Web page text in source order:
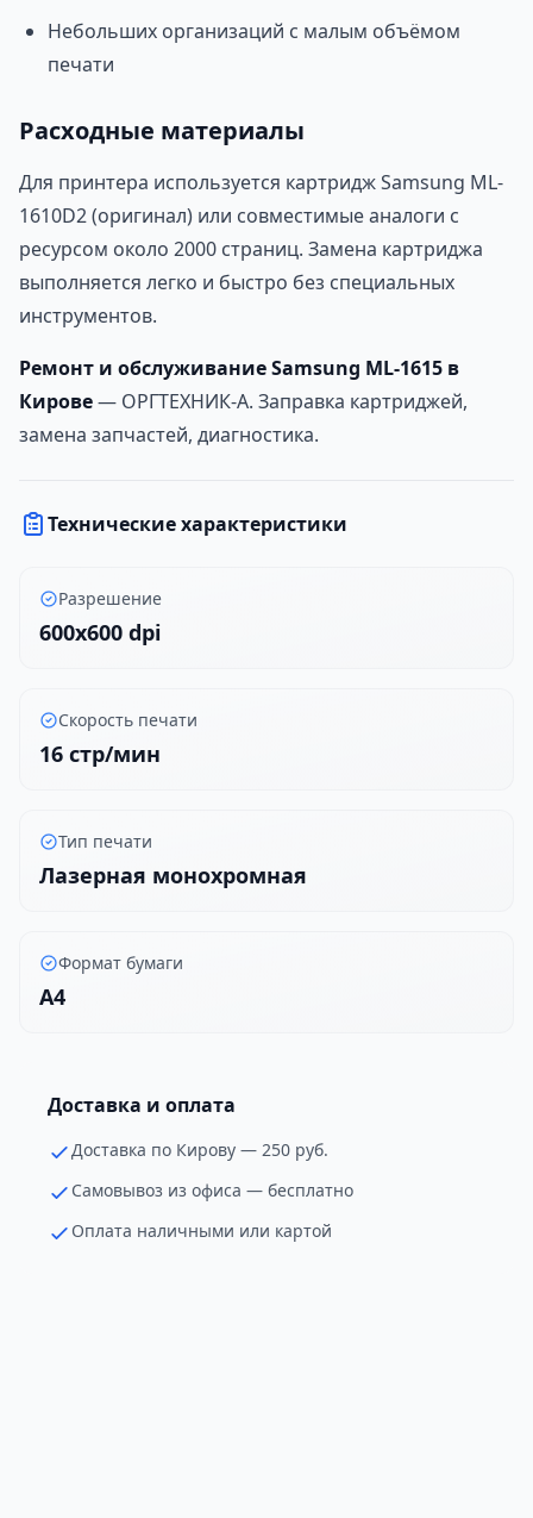
Небольших организаций с малым объёмом
печати
Расходные материалы
Для принтера используется картридж Samsung ML-
1610D2 (оригинал) или совместимые аналоги с
ресурсом около 2000 страниц. Замена картриджа
выполняется легко и быстро без специальных
инструментов.
Ремонт и обслуживание Samsung ML-1615 в
Кирове— ОРГТЕХНИК-А. Заправка картриджей,
замена запчастей, диагностика.
Технические характеристики
Разрешение
600x600 dpi
Скорость печати
16 стр/мин
Тип печати
Лазерная монохромная
Формат бумаги
A4
Доставка и оплата
Доставка по Кирову — 250 руб.
Самовывоз из офиса — бесплатно
Оплата наличными или картой